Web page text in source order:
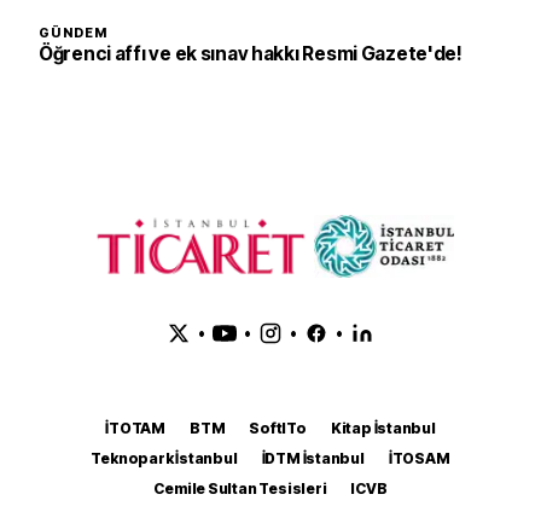
GÜNDEM
Öğrenci affı ve ek sınav hakkı Resmi Gazete'de!
• • • •
İTOTAM BTM SoftITo
Kitap İstanbul
Teknopark İstanbul
İDTM İstanbul
İTOSAM
Cemile Sultan Tesisleri
ICVB